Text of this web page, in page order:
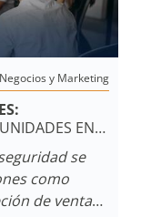
Negocios y Marketing
EN
DE
se
como
de ventas